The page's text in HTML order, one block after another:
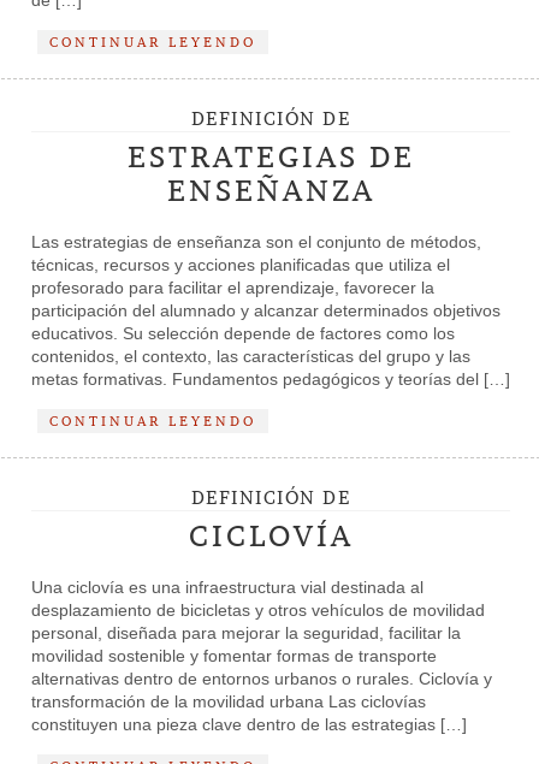
CONTINUAR LEYENDO
DEFINICIÓN DE
ESTRATEGIAS DE
ENSEÑANZA
Las estrategias de enseñanza son el conjunto de métodos,
técnicas, recursos y acciones planificadas que utiliza el
profesorado para facilitar el aprendizaje, favorecer la
participación del alumnado y alcanzar determinados objetivos
educativos. Su selección depende de factores como los
contenidos, el contexto, las características del grupo y las
metas formativas. Fundamentos pedagógicos y teorías del […]
CONTINUAR LEYENDO
DEFINICIÓN DE
CICLOVÍA
Una ciclovía es una infraestructura vial destinada al
desplazamiento de bicicletas y otros vehículos de movilidad
personal, diseñada para mejorar la seguridad, facilitar la
movilidad sostenible y fomentar formas de transporte
alternativas dentro de entornos urbanos o rurales. Ciclovía y
transformación de la movilidad urbana Las ciclovías
constituyen una pieza clave dentro de las estrategias […]